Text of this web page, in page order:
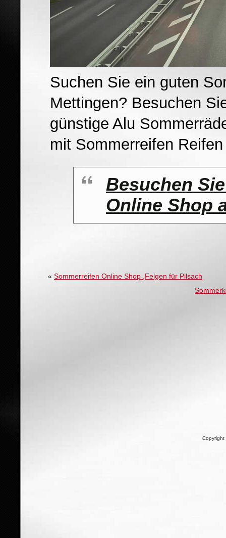
Suchen Sie ein guten
Mettingen? Besuchen
günstige Alu
mit Sommerreifen
Besuchen
Online Shop
« Sommerreifen Online Shop ,Felgen für Pilsach
Copyright